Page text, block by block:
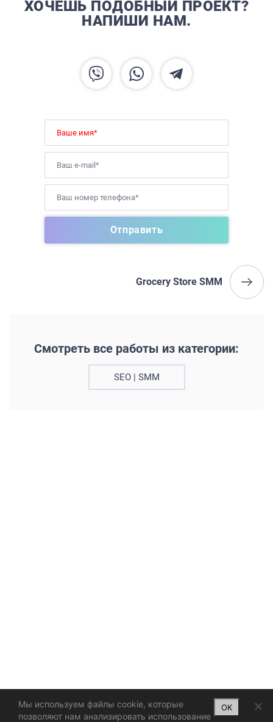
ХОЧЕШЬ ПОДОБНЫЙ ПРОЕКТ?
НАПИШИ НАМ.
Grocery Store SMM
Смотреть все работы из категории:
SEO | SMM
Мы используем файлы cookie, которые
позволяют нам анализировать использование
OK